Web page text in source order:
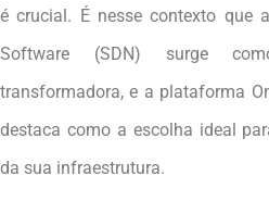
é crucial. É nesse contexto que
Software (SDN) surge
transformadora, e a plataforma
destaca como a escolha ideal
da sua infraestrutura.